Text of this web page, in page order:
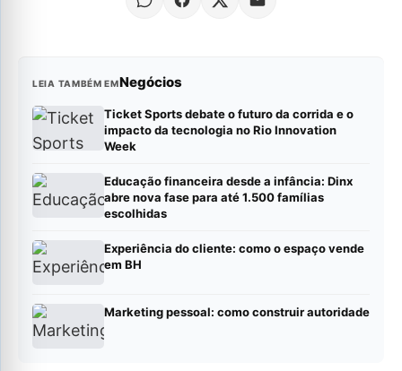
LEIA TAMBÉM EMNegócios
Ticket Sports debate o futuro da corrida e o
impacto da tecnologia no Rio Innovation
Week
Educação financeira desde a infância: Dinx
abre nova fase para até 1.500 famílias
escolhidas
Experiência do cliente: como o espaço vende
em BH
Marketing pessoal: como construir autoridade